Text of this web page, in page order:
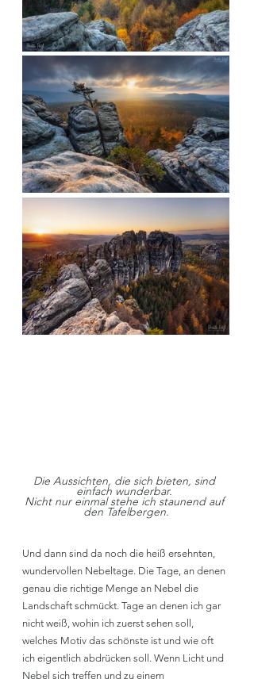
Die Aussichten, die sich bieten, sind
einfach wunderbar.
Nicht nur einmal stehe ich staunend auf
den Tafelbergen.
Und dann sind da noch die heiß ersehnten,
wundervollen Nebeltage. Die Tage, an denen
genau die richtige Menge an Nebel die
Landschaft schmückt. Tage an denen ich gar
nicht weiß, wohin ich zuerst sehen soll,
welches Motiv das schönste ist und wie oft
ich eigentlich abdrücken soll. Wenn Licht und
Nebel sich treffen und zu einem